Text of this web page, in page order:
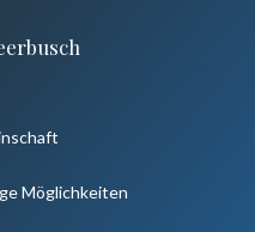
Möglichkeiten